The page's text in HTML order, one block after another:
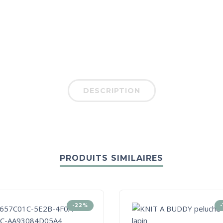
DESCRIPTION
PRODUITS SIMILAIRES
-22%